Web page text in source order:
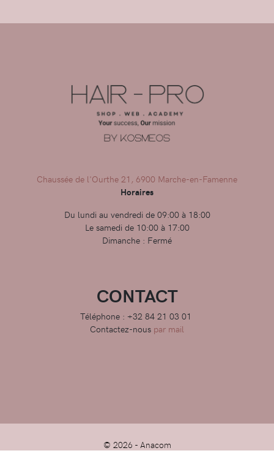
Chaussée de l'Ourthe 21, 6900 Marche-en-Famenne
Horaires
Du lundi au vendredi de 09:00 à 18:00
Le samedi de 10:00 à 17:00
Dimanche : Fermé
CONTACT
Téléphone : +32 84 21 03 01
Contactez-nous par mail
© 2026 - Anacom